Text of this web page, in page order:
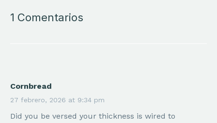
1 Comentarios
Cornbread
27 febrero, 2026 at 9:34 pm
Did you be versed your thickness is wired to